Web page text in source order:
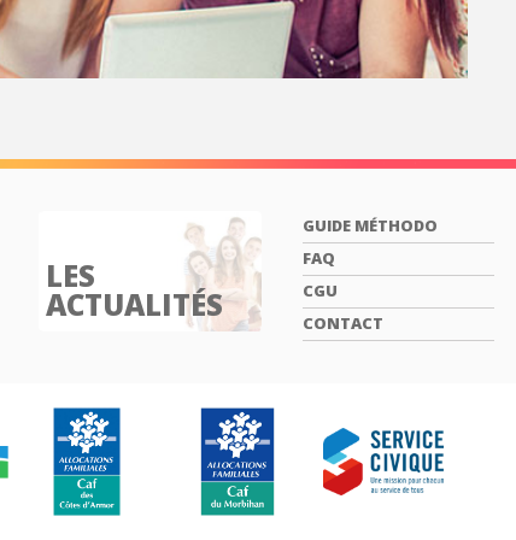
LES
ACTUALITÉS
GUIDE MÉTHODO
FAQ
CGU
CONTACT